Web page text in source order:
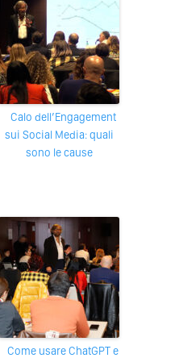
Calo dell’Engagement
sui Social Media: quali
sono le cause
Come usare ChatGPT e